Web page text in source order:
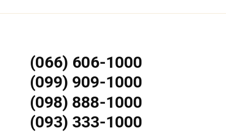
(066) 606-1000
(099) 909-1000
(098) 888-1000
(093) 333-1000